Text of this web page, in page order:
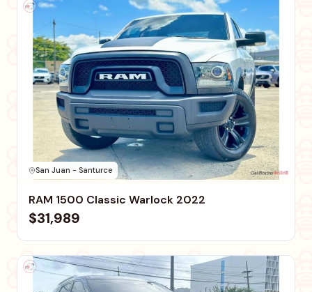
San Juan - Santurce
RAM 1500 Classic Warlock 2022
$31,989